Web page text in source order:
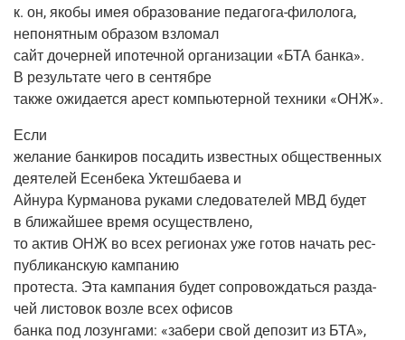
к. он, яко­бы имея обра­зо­ва­ние педа­го­га-фило­ло­га,
непо­нят­ным обра­зом взломал
сайт дочер­ней ипо­теч­ной орга­ни­за­ции «БТА бан­ка».
В резуль­та­те чего в сентябре
так­же ожи­да­ет­ся арест ком­пью­тер­ной тех­ни­ки «ОНЖ».
Если
жела­ние бан­ки­ров поса­дить извест­ных обще­ствен­ных
дея­те­лей Есен­бе­ка Уктеш­ба­е­ва и
Айну­ра Кур­ма­но­ва рука­ми сле­до­ва­те­лей МВД будет
в бли­жай­шее вре­мя осуществлено,
то актив ОНЖ во всех реги­о­нах уже готов начать рес­
пуб­ли­кан­скую кампанию
про­те­ста. Эта кам­па­ния будет сопро­вож­дать­ся раз­да­
чей листо­вок воз­ле всех офисов
бан­ка под лозун­га­ми: «забе­ри свой депо­зит из БТА»,